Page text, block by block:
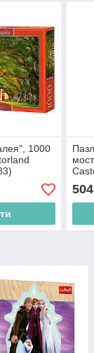
1000
504